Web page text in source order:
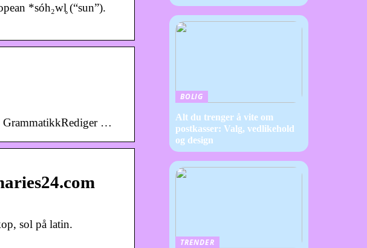
*sóh₂wl̥ (“sun”).
GrammatikkRediger …
sol på latin.
BOLIG
Alt du trenger å vite om
postkasser: Valg, vedlikehold
og design
TRENDER